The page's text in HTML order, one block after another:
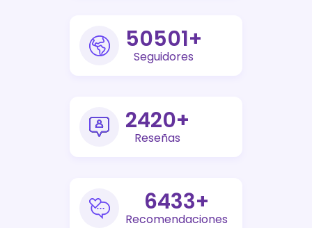
73000+
Seguidores
3500+
Reseñas
9300+
Recomendaciones